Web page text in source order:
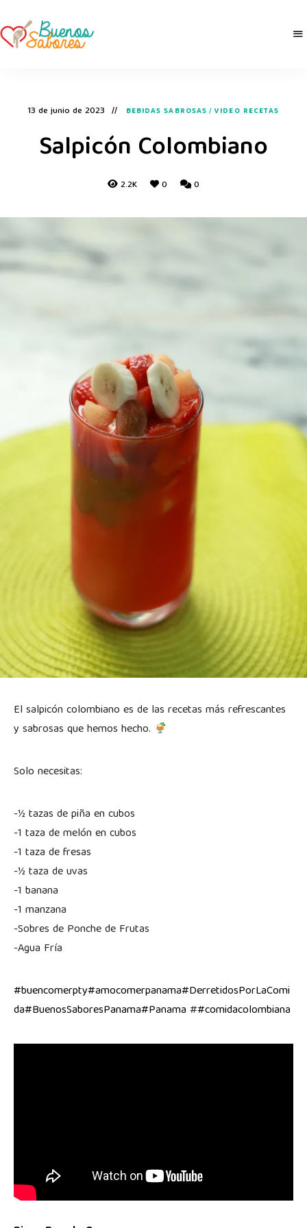
13 de junio de 2023 BEBIDAS SABROSAS / VIDEO RECETAS
Salpicón Colombiano
2.2K 0 0
El salpicón colombiano es de las recetas más refrescantes
y sabrosas que hemos hecho.
Solo necesitas:
-½ tazas de piña en cubos
-1 taza de melón en cubos
-1 taza de fresas
-½ taza de uvas
-1 banana
-1 manzana
-Sobres de Ponche de Frutas
-Agua Fría
#buencomerpty#amocomerpanama#DerretidosPorLaComi
da#BuenosSaboresPanama#Panama ##comidacolombiana